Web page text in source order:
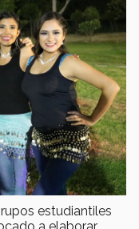
estudiantiles